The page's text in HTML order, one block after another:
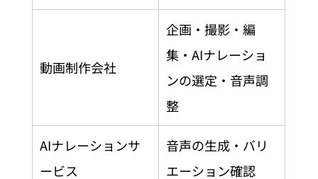
動画制作会社
企画・撮影・編
集・AIナレーショ
ンの選定・音声調
整
AIナレーションサ
ービス
音声の生成・バリ
エーション確認